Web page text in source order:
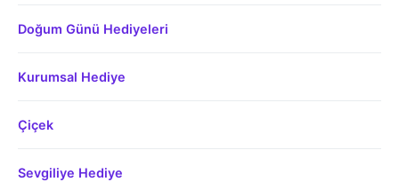
Doğum Günü Hediyeleri
Kurumsal Hediye
Çiçek
Sevgiliye Hediye